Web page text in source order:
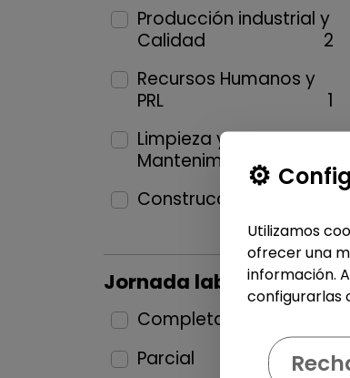
Producción industrial y
Calidad
2
Recursos Humanos y
PRL
1
Limpieza y
Mantenimiento
14
Construcción y Oficios
Jornada laboral
Completa
Parcial
7
Utilizamos
ofrecer una
información.
configurarlas